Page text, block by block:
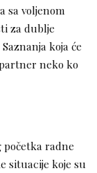
sa voljenom
za dublje
koja će
neko ko
početka radne
situacije koje su